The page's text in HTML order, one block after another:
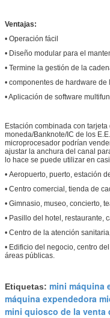
Ventajas:
• Operación fácil
• Diseño modular para el
• Termine la gestión de la
• componentes de hardware
• Aplicación de software
Estación combinada con
moneda/Banknote/IC de los
microprocesador podrían
ajustar la anchura del canal
lo hace se puede utilizar en
• Aeropuerto, puerto, estación
• Centro comercial, tienda de
• Gimnasio, museo, concierto,
• Pasillo del hotel, restaurante,
• Centro de la atención
• Edificio del negocio, centro
áreas públicas.
Etiquetas: mini máquina
máquina expendedora
mini quiosco de la venta